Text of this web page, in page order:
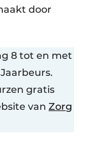
door
8 tot en met
gratis
van Zorg